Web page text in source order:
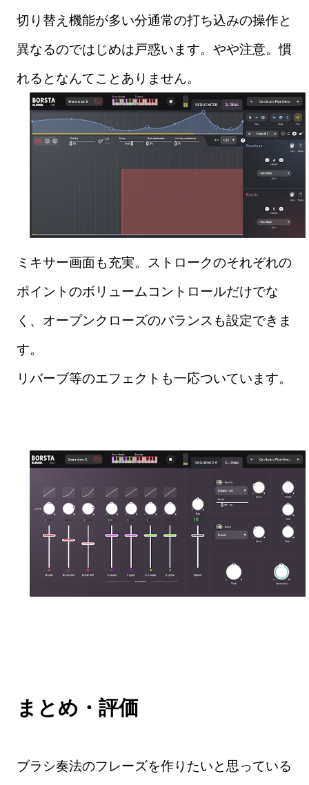
切り替え機能が多い分通常の打ち込みの操作と
異なるのではじめは戸惑います。やや注意。慣
れるとなんてことありません。
ミキサー画面も充実。ストロークのそれぞれの
ポイントのボリュームコントロールだけでな
く、オープンクローズのバランスも設定できま
す。
リバーブ等のエフェクトも一応ついています。
まとめ・評価
ブラシ奏法のフレーズを作りたいと思っている